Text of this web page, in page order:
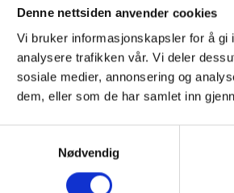
Denne nettsiden anvender cookies
Vi bruker informasjonskapsler for å gi
analysere trafikken vår. Vi deler
sosiale medier, annonsering og
dem, eller som de har samlet inn
Nødvendig
599,-